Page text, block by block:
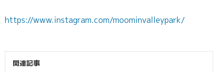
https://www.instagram.com/moominvalleypark/
関連記事